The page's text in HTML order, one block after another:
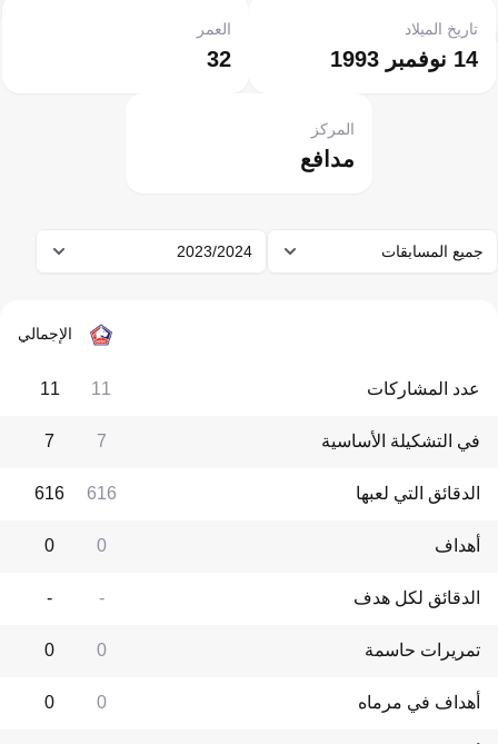
14 نوفمبر 1993
تاريخ الميلاد
32
العمر
مدافع
المركز
جميع المسابقات 2023/2024
الإجمالي
عدد المشاركات 11
11
في التشكيلة الأساسية 7
7
الدقائق التي لعبها 616
616
أهداف 0
0
الدقائق لكل هدف -
-
تمريرات حاسمة 0
0
أهداف في مرماه 0
0